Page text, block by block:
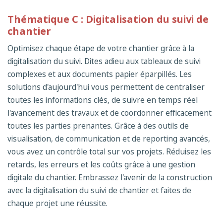
Thématique C : Digitalisation du suivi de
chantier
Optimisez chaque étape de votre chantier grâce à la
digitalisation du suivi. Dites adieu aux tableaux de suivi
complexes et aux documents papier éparpillés. Les
solutions d'aujourd'hui vous permettent de centraliser
toutes les informations clés, de suivre en temps réel
l'avancement des travaux et de coordonner efficacement
toutes les parties prenantes. Grâce à des outils de
visualisation, de communication et de reporting avancés,
vous avez un contrôle total sur vos projets. Réduisez les
retards, les erreurs et les coûts grâce à une gestion
digitale du chantier. Embrassez l'avenir de la construction
avec la digitalisation du suivi de chantier et faites de
chaque projet une réussite.